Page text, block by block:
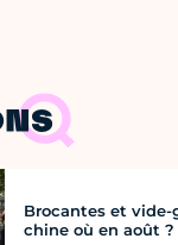
Brocantes et vide-
chine où en août ?